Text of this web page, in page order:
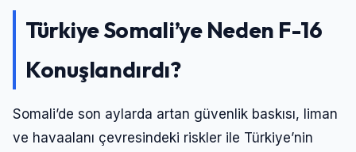
Türkiye Somali’ye Neden F-16
Konuşlandırdı?
Somali’de son aylarda artan güvenlik baskısı, liman
ve havaalanı çevresindeki riskler ile Türkiye’nin